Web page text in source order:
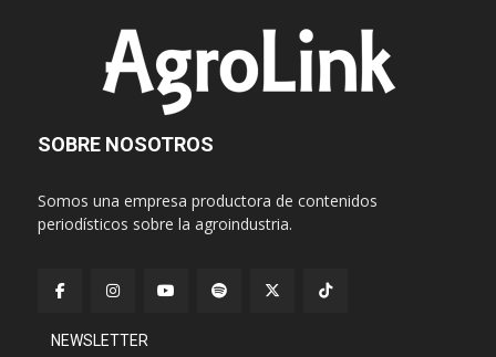
SOBRE NOSOTROS
Somos una empresa productora de contenidos
periodísticos sobre la agroindustria.
NEWSLETTER